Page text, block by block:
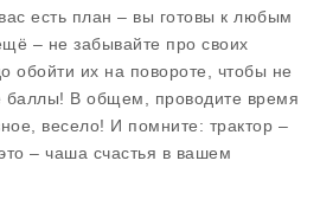
есть план – вы готовы к любым
– не забывайте про своих
обойти их на повороте, чтобы не
баллы! В общем, проводите время
весело! И помните: трактор –
– чаша счастья в вашем